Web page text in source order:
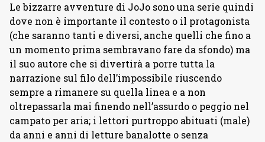
Le bizzarre avventure di JoJo sono una serie quindi
dove non è importante il contesto o il protagonista
(che saranno tanti e diversi, anche quelli che fino a
un momento prima sembravano fare da sfondo) ma
il suo autore che si divertirà a porre tutta la
narrazione sul filo dell’impossibile riuscendo
sempre a rimanere su quella linea e a non
oltrepassarla mai finendo nell’assurdo o peggio nel
campato per aria; i lettori purtroppo abituati (male)
da anni e anni di letture banalotte o senza